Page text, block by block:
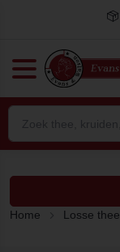
Home Losse thee